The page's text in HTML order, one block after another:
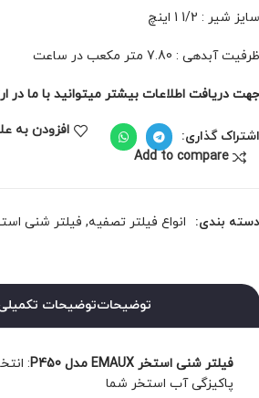
شیر : 1/2 1 اینچ
آبدهی : 7.80 متر مکعب در ساعت
دریافت اطلاعات بیشتر میتوانید با ما در
گذاری:
افزودن به
Add to compare
بندی: انواع فیلتر تصفیه, فیلتر شنی
توضیحاتتوضیحات
فیلتر شنی استخر EMAUX مدل P450
:
پاکیزگی آب استخر شما